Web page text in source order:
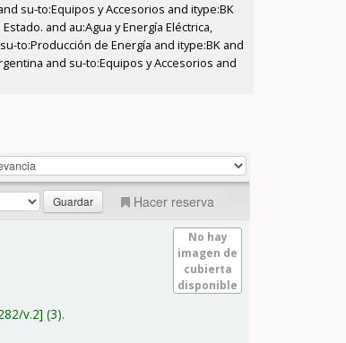
su-to:Equipos y Accesorios and itype:BK
and au:Agua y Energía Eléctrica,
to:Producción de Energía and itype:BK and
and su-to:Equipos y Accesorios and
Hacer reserva
No hay
imagen de
cubierta
disponible
v.2 (3).